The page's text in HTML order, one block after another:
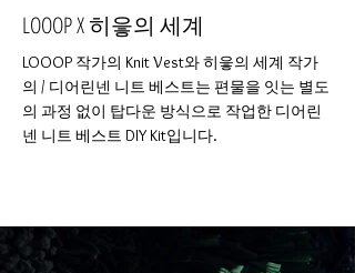
LOOOP X 히읗의 세계
LOOOP 작가의 Knit Vest와 히읗의 세계 작가
의 / 디어린넨 니트 베스트는 편물을 잇는 별도
의 과정 없이 탑다운 방식으로 작업한 디어린
넨 니트 베스트 DIY Kit입니다.